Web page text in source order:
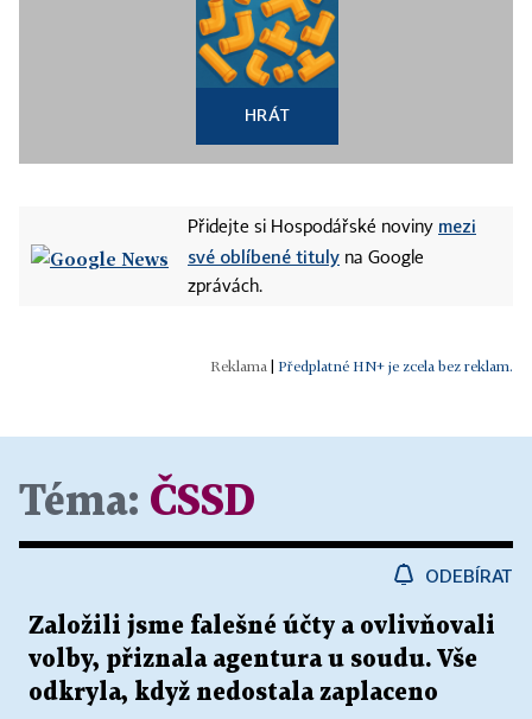
HRÁT
Přidejte si Hospodářské noviny mezi
své oblíbené tituly na Google
zprávách.
Předplatné HN+ je zcela bez reklam.
Téma: ČSSD
ODEBÍRAT
Založili jsme falešné účty a ovlivňovali
volby, přiznala agentura u soudu. Vše
odkryla, když nedostala zaplaceno